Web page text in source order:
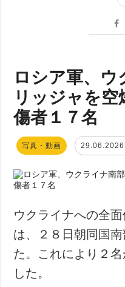
ロシア軍、
リッジャを空
傷者１７名
写真・動画
ウクライナへの全
は、２８日朝同国
た。これにより２
した。